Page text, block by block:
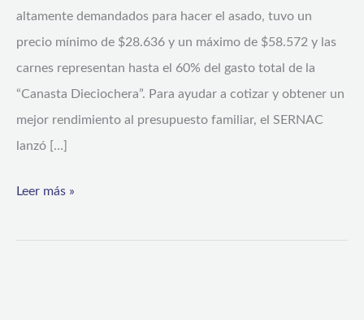
altamente demandados para hacer el asado, tuvo un
precio mínimo de $28.636 y un máximo de $58.572 y las
carnes representan hasta el 60% del gasto total de la
“Canasta Dieciochera”. Para ayudar a cotizar y obtener un
mejor rendimiento al presupuesto familiar, el SERNAC
lanzó […]
las
compras
de
Fiestas
Patrias
Leer más »